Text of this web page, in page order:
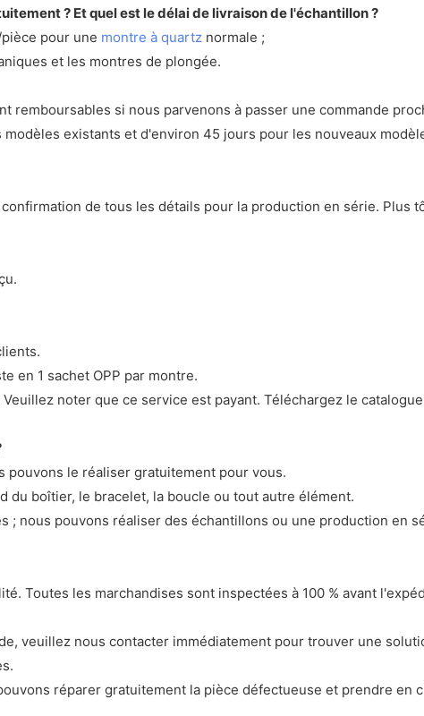
? Et quel est le délai de livraison de l'échantillon ?
pour une montre à quartz normale ;
et les montres de plongée.
remboursables si nous parvenons à passer une commande
existants et d'environ 45 jours pour les nouveaux
de tous les détails pour la production en série. Plus
en 1 sachet OPP par montre.
noter que ce service est payant. Téléchargez le
pouvons le réaliser gratuitement pour vous.
du boîtier, le bracelet, la boucle ou tout autre élément.
; nous pouvons réaliser des échantillons ou une production en
Toutes les marchandises sont inspectées à 100 % avant
veuillez nous contacter immédiatement pour trouver une
réparer gratuitement la pièce défectueuse et prendre en